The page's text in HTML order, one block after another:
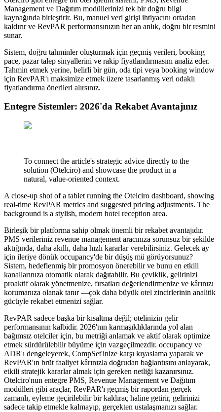
Management ve Dağıtım modüllerinizi tek bir doğru bilgi
kaynağında birleştirir. Bu, manuel veri girişi ihtiyacını ortadan
kaldırır ve RevPAR performansınızın her an anlık, doğru bir resmini
sunar.
Sistem, doğru tahminler oluşturmak için geçmiş verileri, booking
pace, pazar talep sinyallerini ve rakip fiyatlandırmasını analiz eder.
Tahmin etmek yerine, belirli bir gün, oda tipi veya booking window
için RevPAR'ı maksimize etmek üzere tasarlanmış veri odaklı
fiyatlandırma önerileri alırsınız.
Entegre Sistemler: 2026'da Rekabet Avantajınız
To connect the article's strategic advice directly to the
solution (Otelciro) and showcase the product in a
natural, value-oriented context.
A close-up shot of a tablet running the Otelciro dashboard, showing
real-time RevPAR metrics and suggested pricing adjustments. The
background is a stylish, modern hotel reception area.
Birleşik bir platforma sahip olmak önemli bir rekabet avantajıdır.
PMS verileriniz revenue management aracınıza sorunsuz bir şekilde
aktığında, daha akıllı, daha hızlı kararlar verebilirsiniz. Gelecek ay
için ileriye dönük occupancy'de bir düşüş mü görüyorsunuz?
Sistem, hedeflenmiş bir promosyon önerebilir ve bunu en etkili
kanallarınıza otomatik olarak dağıtabilir. Bu çeviklik, gelirinizi
proaktif olarak yönetmenize, fırsatları değerlendirmenize ve kârınızı
korumanıza olanak tanır —çok daha büyük otel zincirlerinin analitik
gücüyle rekabet etmenizi sağlar.
RevPAR sadece başka bir kısaltma değil; otelinizin gelir
performansının kalbidir. 2026'nın karmaşıklıklarında yol alan
bağımsız otelciler için, bu metriği anlamak ve aktif olarak optimize
etmek sürdürülebilir büyüme için vazgeçilmezdir. occupancy ve
ADR'ı dengeleyerek, CompSet'inize karşı kıyaslama yaparak ve
RevPAR'ın brüt faaliyet kârınızla doğrudan bağlantısını anlayarak,
etkili stratejik kararlar almak için gereken netliği kazanırsınız.
Otelciro'nun entegre PMS, Revenue Management ve Dağıtım
modülleri gibi araçlar, RevPAR'ı geçmiş bir rapordan gerçek
zamanlı, eyleme geçirilebilir bir kaldıraç haline getirir, gelirinizi
sadece takip etmekle kalmayıp, gerçekten ustalaşmanızı sağlar.